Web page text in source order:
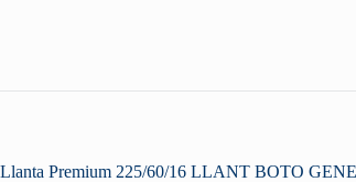
Llanta Premium 225/60/16 LLANT BOTO